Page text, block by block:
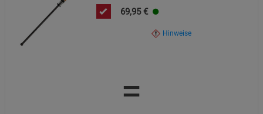
69,95 €
Hinweise
=